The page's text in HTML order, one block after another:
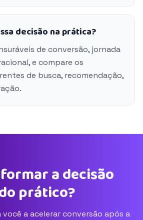
decisão na prática?
de conversão, jornada
e compare os
de busca, recomendação,
a decisão
prático?
você a acelerar conversão após a